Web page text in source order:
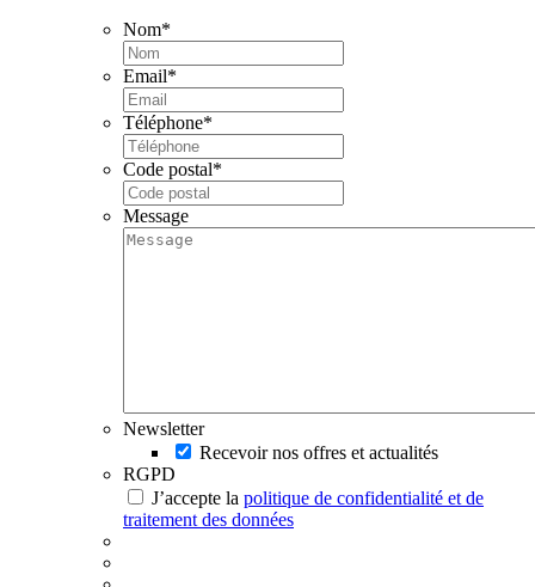
Nom*
Email*
Téléphone*
Code postal*
Message
Newsletter
Recevoir nos offres et actualités
RGPD
J’accepte la politique de confidentialité et de
traitement des données